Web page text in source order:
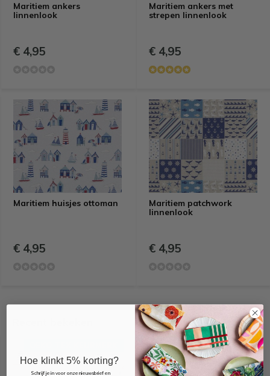
Maritiem ankers
linnenlook
€ 4,95
Maritiem ankers met
strepen linnenlook
€ 4,95
Maritiem huisjes ottoman
€ 4,95
Maritiem patchwork
linnenlook
€ 4,95
Hoe klinkt 5% korting?
Schrijf je in voor onze nieuwsbrief en